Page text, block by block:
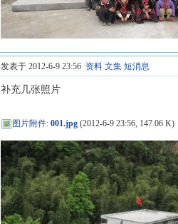
发表于 2012-6-9 23:56 资料 文集 短消息
补充几张照片
图片附件:001.jpg (2012-6-9 23:56, 147.06 K)